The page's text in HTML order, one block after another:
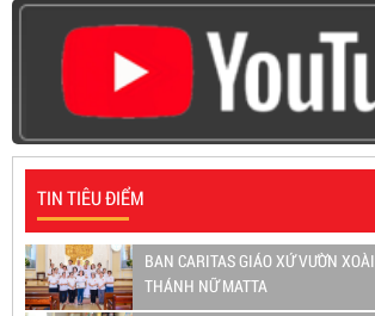
TIN TIÊU ĐIỂM
BAN CARITAS GIÁO XỨ VƯỜN
THÁNH NỮ MATTA